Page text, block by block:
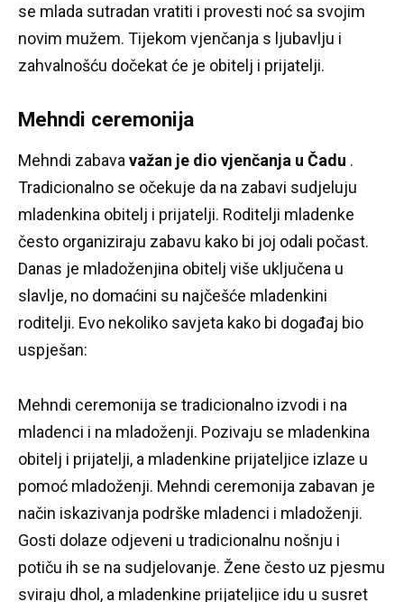
se mlada sutradan vratiti i provesti noć sa svojim
novim mužem. Tijekom vjenčanja s ljubavlju i
zahvalnošću dočekat će je obitelj i prijatelji.
Mehndi ceremonija
Mehndi zabavavažan je dio vjenčanja u Čadu .
Tradicionalno se očekuje da na zabavi sudjeluju
mladenkina obitelj i prijatelji. Roditelji mladenke
često organiziraju zabavu kako bi joj odali počast.
Danas je mladoženjina obitelj više uključena u
slavlje, no domaćini su najčešće mladenkini
roditelji. Evo nekoliko savjeta kako bi događaj bio
uspješan:
Mehndi ceremonija se tradicionalno izvodi i na
mladenci i na mladoženji. Pozivaju se mladenkina
obitelj i prijatelji, a mladenkine prijateljice izlaze u
pomoć mladoženji. Mehndi ceremonija zabavan je
način iskazivanja podrške mladenci i mladoženji.
Gosti dolaze odjeveni u tradicionalnu nošnju i
potiču ih se na sudjelovanje. Žene često uz pjesmu
sviraju dhol, a mladenkine prijateljice idu u susret